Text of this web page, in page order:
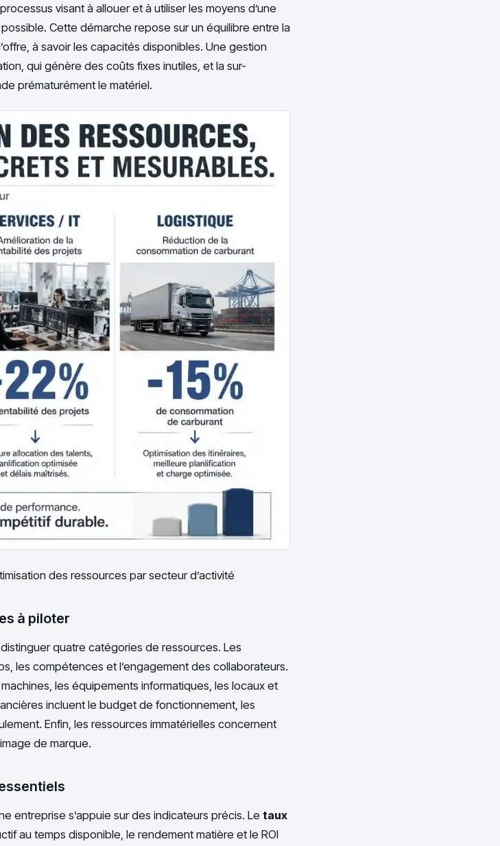
visant à allouer et à utiliser les moyens d’une
Cette démarche repose sur un équilibre entre la
à savoir les capacités disponibles. Une gestion
qui génère des coûts fixes inutiles, et la sur-
prématurément le matériel.
des ressources par secteur d’activité
à piloter
quatre catégories de ressources. Les
les compétences et l’engagement des collaborateurs.
les équipements informatiques, les locaux et
incluent le budget de fonctionnement, les
Enfin, les ressources immatérielles concernent
de marque.
entreprise s’appuie sur des indicateurs précis. Le taux
au temps disponible, le rendement matière et le ROI